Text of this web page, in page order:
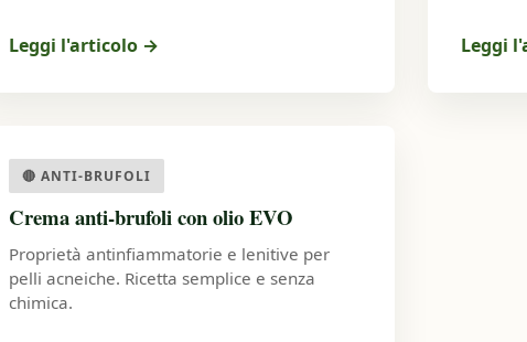
Leggi l'articolo → Leggi
🔴 ANTI-BRUFOLI
Crema anti-brufoli con olio EVO
Proprietà antinfiammatorie e lenitive per
pelli acneiche. Ricetta semplice e senza
chimica.